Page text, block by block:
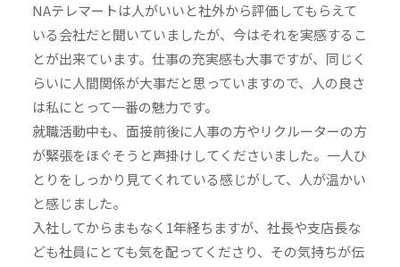
NAテレマートは人がいいと社外から評価してもらえて
いる会社だと聞いていましたが、今はそれを実感するこ
とが出来ています。仕事の充実感も大事ですが、同じく
らいに人間関係が大事だと思っていますので、人の良さ
は私にとって一番の魅力です。
就職活動中も、面接前後に人事の方やリクルーターの方
が緊張をほぐそうと声掛けしてくださいました。一人ひ
とりをしっかり見てくれている感じがして、人が温かい
と感じました。
入社してからまもなく1年経ちますが、社長や支店長な
ども社員にとても気を配ってくださり、その気持ちが伝